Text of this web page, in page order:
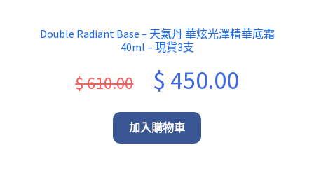
Double Radiant Base – 天氣丹 華炫光澤精華底霜
40ml – 現貨3支
$610.00
Original
price
was:
$ 450.00Current
加入購物車